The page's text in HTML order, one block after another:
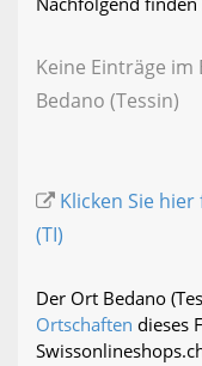
Keine Einträge
Bedano (Tessin)
Klicken Sie
(TI)
Der Ort Bedano
Ortschaften dieses